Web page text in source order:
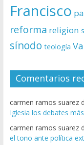
Francisco
reforma religion
sínodo teología
Comentarios
carmen ramos suarez
Iglesia los debates
carmen ramos suarez
el tono ante política